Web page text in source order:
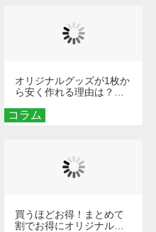
コラム
オリジナルグッズが1枚か
ら安く作れる理由は？オ
とメリットを解説
買うほどお得！まとめて
割でお得にオリジナルグ